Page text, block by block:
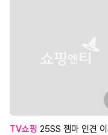
TV쇼핑